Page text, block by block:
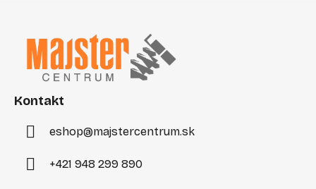
Kontakt
eshop@majstercentrum.sk
+421 948 299 890